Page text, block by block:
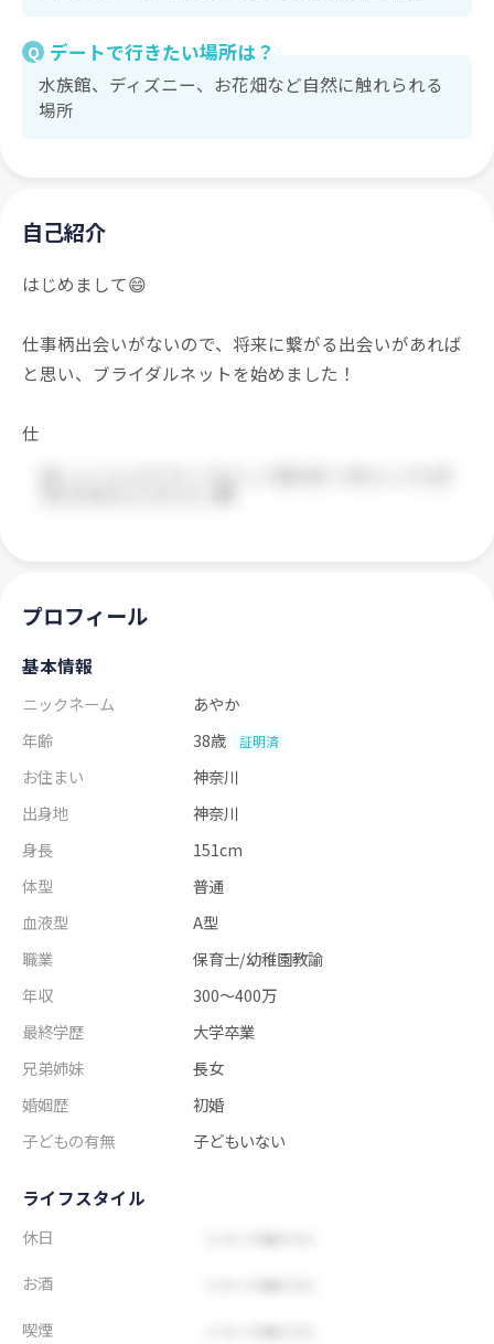
Q デートで行きたい場所は？
水族館、ディズニー、お花畑など自然に触れられる
場所
自己紹介
はじめまして😄
仕事柄出会いがないので、将来に繋がる出会いがあれば
と思い、ブライダルネットを始めました！
仕
プロフィール
基本情報
ニックネーム
あやか
年齢
38歳 証明済
お住まい
神奈川
出身地
神奈川
身長
151cm
体型
普通
血液型
A型
職業
保育士/幼稚園教諭
年収
300～400万
最終学歴
大学卒業
兄弟姉妹
長女
婚姻歴
初婚
子どもの有無
子どもいない
ライフスタイル
休日
お酒
喫煙